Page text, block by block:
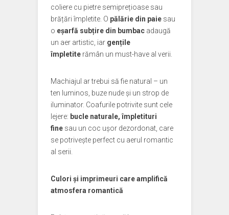
coliere cu pietre semiprețioase sau
brățări împletite. O pălărie din paie sau
o eșarfă subțire din bumbac adaugă
un aer artistic, iar gențile
împletite rămân un must-have al verii.
Machiajul ar trebui să fie natural – un
ten luminos, buze nude și un strop de
iluminator. Coafurile potrivite sunt cele
lejere: bucle naturale, împletituri
fine sau un coc ușor dezordonat, care
se potrivește perfect cu aerul romantic
al serii.
Culori și imprimeuri care amplifică
atmosfera romantică